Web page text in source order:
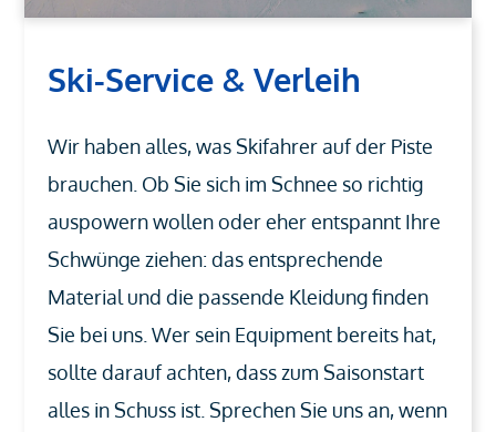
Ski-Service & Verleih
Wir haben alles, was Skifahrer auf der Piste
brauchen. Ob Sie sich im Schnee so richtig
auspowern wollen oder eher entspannt Ihre
Schwünge ziehen: das entsprechende
Material und die passende Kleidung finden
Sie bei uns. Wer sein Equipment bereits hat,
sollte darauf achten, dass zum Saisonstart
alles in Schuss ist. Sprechen Sie uns an, wenn